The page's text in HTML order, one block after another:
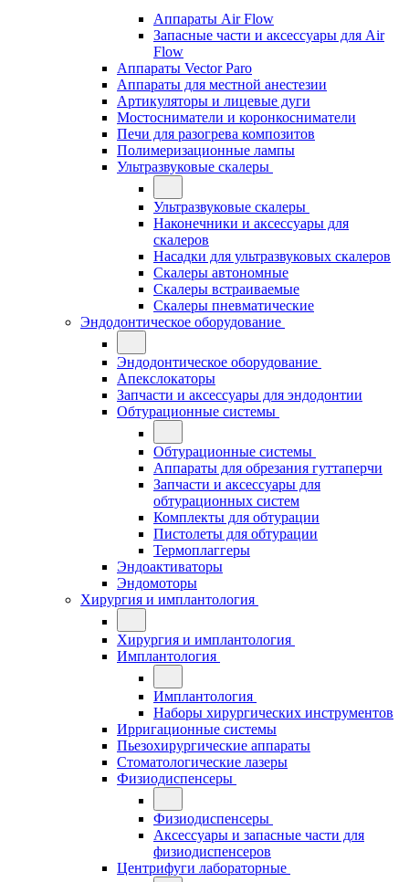
Аппараты Air Flow
Запасные части и аксессуары для Air
Flow
Аппараты Vector Paro
Аппараты для местной анестезии
Артикуляторы и лицевые дуги
Мостосниматели и коронкосниматели
Печи для разогрева композитов
Полимеризационные лампы
Ультразвуковые скалеры
Ультразвуковые скалеры
Наконечники и аксессуары для
скалеров
Насадки для ультразвуковых скалеров
Скалеры автономные
Скалеры встраиваемые
Скалеры пневматические
Эндодонтическое оборудование
Эндодонтическое оборудование
Апекслокаторы
Запчасти и аксессуары для эндодонтии
Обтурационные системы
Обтурационные системы
Аппараты для обрезания гуттаперчи
Запчасти и аксессуары для
обтурационных систем
Комплекты для обтурации
Пистолеты для обтурации
Термоплаггеры
Эндоактиваторы
Эндомоторы
Хирургия и имплантология
Хирургия и имплантология
Имплантология
Имплантология
Наборы хирургических инструментов
Ирригационные системы
Пьезохирургические аппараты
Стоматологические лазеры
Физиодиспенсеры
Физиодиспенсеры
Аксессуары и запасные части для
физиодиспенсеров
Центрифуги лабораторные